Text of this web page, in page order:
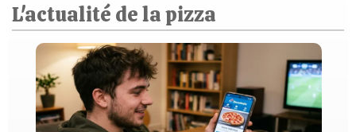
L'actualité de la pizza